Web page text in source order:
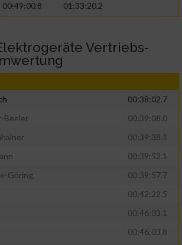
00:49:00.8 01:33:20.2
Vertriebs-
00:38:02.7
Beeler
00:39:08.0
00:39:38.1
00:39:52.1
Göring
00:39:57.7
00:42:22.5
00:46:03.1
00:46:03.8